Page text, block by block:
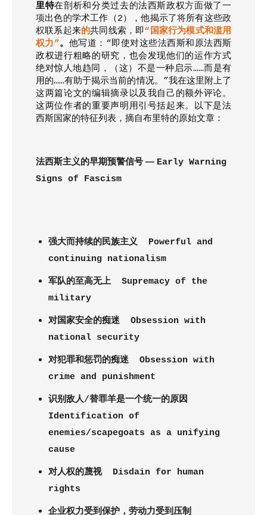
里特在剖析和分类过去的法西斯政权方面做了一
项出色的学术工作 （2），他揭示了将所有这些政
权联系起来的共同线索， 即“ 国家行为模式和滥用
权力”。 他写道 ： “即使对这些法西斯和原法西斯
政权进行粗略的研究 ， 也会发现他们的运作方式
绝对惊人地趋同 ，（这） 不是一种启示……而是有
用的……有助于揭示当前的情况。 ”我在这里附上了
这两篇论文的编辑摘录以及我自己的额外评论。
这两位作者的重要声明用引号括起来。以下是法
西斯国家的特征列表，摘自布里特的原始文章：
法西斯主义的早期预警信号 — Early Warning
Signs of Fascism
强大而持续的民族主义 Powerful and
continuing nationalism
军队的至高无上 Supremacy of the
military
对国家安全的痴迷 Obsession with
national security
对犯罪和惩罚的痴迷 Obsession with
crime and punishment
识别敌人/替罪羊是一个统一的原因
Identification of
enemies/scapegoats as a unifying
cause
对人权的蔑视 Disdain for human
rights
企业权力受到保护，劳动力受到压制